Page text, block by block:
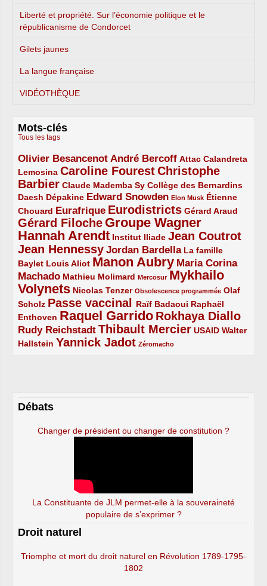
Liberté et propriété. Sur l’économie politique et le
républicanisme de Condorcet
Gilets jaunes
La langue française
VIDÉOTHÈQUE
Mots-clés
Tous les tags
Olivier Besancenot
3/5 André Bercoff
3/5 Attac
2/5
Calandreta
Lemosina
2/5 Caroline Fourest
4/5
Christophe
Barbier
4/5 Claude Mademba Sy
2/5 Collège des Bernardins
2/5
Daesh
2/5 Dépakine
2/5 Edward Snowden
3/5 Elon Musk
1/5
Étienne
Chouard
2/5 Eurafrique
3/5 Eurodistricts
4/5 Gérard Araud
2/5
Gérard Filoche
4/5 Groupe Wagner
5/5
Hannah Arendt
5/5 Institut Iliade
2/5 Jean Coutrot
4/5
Jean Hennessy
4/5 Jordan Bardella
3/5
La famille
Baylet
2/5 Louis Aliot
2/5 Manon Aubry
5/5
Maria Corina
Machado
3/5 Mathieu Molimard
2/5 Mercosur
1/5
Mykhailo
Volynets
5/5 Nicolas Tenzer
2/5 Obsolescence programmée
1/5
Olaf
Scholz
2/5 Passe vaccinal
4/5 Raïf Badaoui
2/5
Raphaël
Enthoven
2/5 Raquel Garrido
5/5 Rokhaya Diallo
4/5
Rudy Reichstadt
3/5 Thibault Mercier
4/5 USAID
2/5
Walter
Hallstein
2/5 Yannick Jadot
4/5 Zéromacho
1/5
Débats
Changer de président ou changer de constitution ?
La Constituante de JLM permet-elle à la souveraineté
populaire de s’exprimer ?
Droit naturel
Triomphe et mort du droit naturel en Révolution 1789-1795-
1802